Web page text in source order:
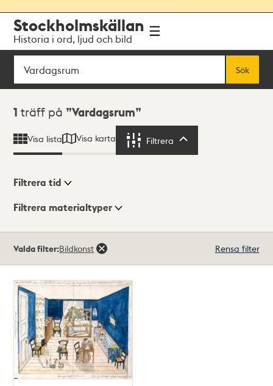
navigationen
huvudinnehållet
Stockholmskällan
Historia i ord, ljud och bild
Sök
Sök
Sökresultat
1 träff på Vardagsrum
Visa lista Visa karta Filtrera
Visningsläge
Filtrera tid
Filtrera materialtyper
träffar
Valda filter:Bildkonst Rensa filter